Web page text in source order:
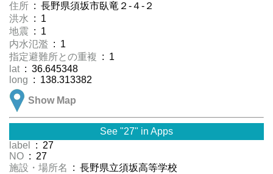
住所 : 長野県須坂市臥竜２-４-２
洪水
: 1
地震 : 1
内水氾濫 : 1
指定避難所との重複 : 1
lat : 36.645348
long : 138.313382
Show Map
See "27" in Apps
label
: 27
NO : 27
施設・場所名
: 長野県立須坂高等学校